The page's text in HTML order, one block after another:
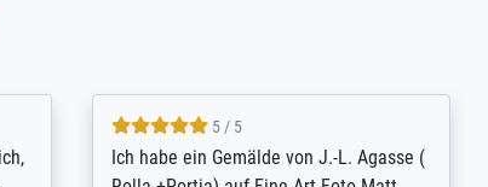
4.8 / 5
Qualité absolument irréprochable.